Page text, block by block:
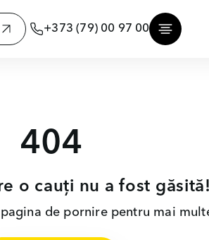
+373 (79) 00 97 00
404
o cauți nu a fost găsită!
de pornire pentru mai